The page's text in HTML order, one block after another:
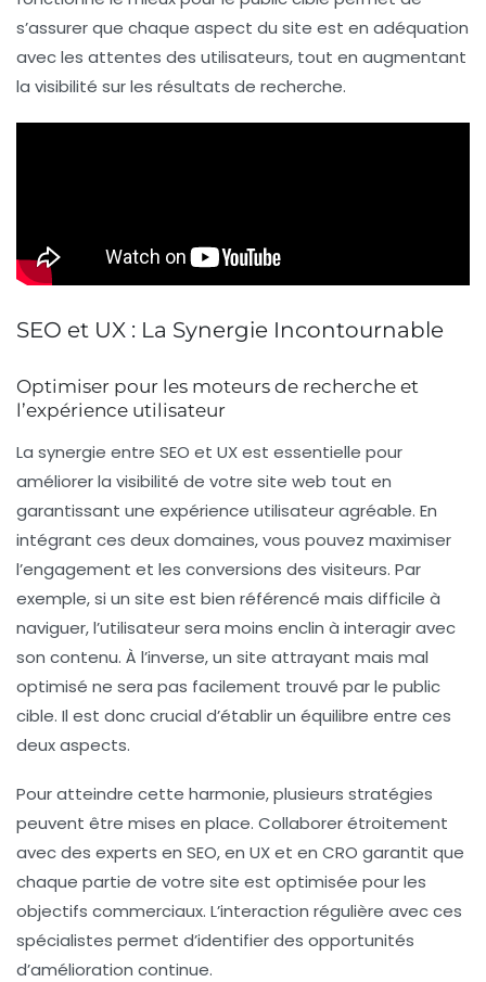
s’assurer que chaque aspect du site est en adéquation
avec les attentes des utilisateurs, tout en augmentant
la visibilité sur les résultats de recherche.
SEO et UX : La Synergie Incontournable
Optimiser pour les moteurs de recherche et
l’expérience utilisateur
La synergie entre SEO et UXest essentielle pour
améliorer la visibilité de votre site web tout en
garantissant une expérience utilisateur agréable. En
intégrant ces deux domaines, vous pouvez maximiser
l’engagement et les conversions des visiteurs. Par
exemple, si un site est bien référencé mais difficile à
naviguer, l’utilisateur sera moins enclin à interagir avec
son contenu. À l’inverse, un site attrayant mais mal
optimisé ne sera pas facilement trouvé par le public
cible. Il est donc crucial d’établir un équilibre entre ces
deux aspects.
Pour atteindre cette harmonie, plusieurs stratégies
peuvent être mises en place. Collaborer étroitement
avec des experts en SEO, en UXet en CRO garantit que
chaque partie de votre site est optimisée pour les
objectifs commerciaux. L’interaction régulière avec ces
spécialistes permet d’identifier des opportunités
d’amélioration continue.